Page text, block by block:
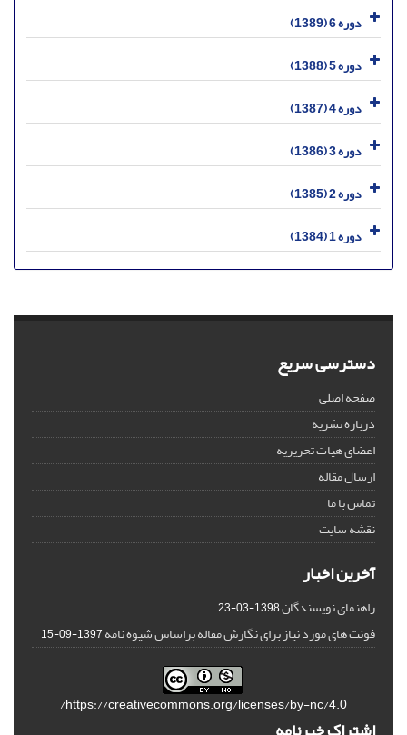
دوره 6 (1389)
دوره 5 (1388)
دوره 4 (1387)
دوره 3 (1386)
دوره 2 (1385)
دوره 1 (1384)
دسترسی سریع
صفحه اصلی
درباره نشریه
اعضای هیات تحریریه
ارسال مقاله
تماس با ما
نقشه سایت
آخرین اخبار
راهنمای نویسندگان1398-03-23
فونت های مورد نیاز برای نگارش مقاله براساس شیوه نامه1397-09-15
https://creativecommons.org/licenses/by-nc/4.0/